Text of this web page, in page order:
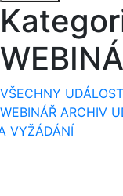
VŠECHNY
WEBINÁŘ ARCHIV
VYŽÁDÁNÍ